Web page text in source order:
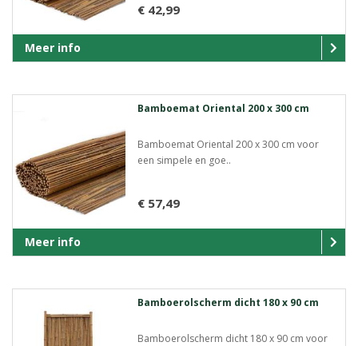
€ 42,99
Meer info
Bamboemat Oriental 200 x 300 cm
Bamboemat Oriental 200 x 300 cm voor
een simpele en goe..
€ 57,49
Meer info
Bamboerolscherm dicht 180 x 90 cm
Bamboerolscherm dicht 180 x 90 cm voor